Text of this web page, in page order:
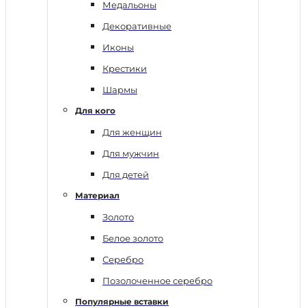
Медальоны
Декоративные
Иконы
Крестики
Шармы
Для кого
Для женщин
Для мужчин
Для детей
Материал
Золото
Белое золото
Серебро
Позолоченное серебро
Популярные вставки